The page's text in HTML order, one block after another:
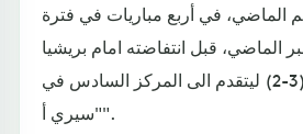
الماضي، في أربع مباريات في فترة
الماضي، قبل انتفاضته امام بريشيا
(3-صفر) وفيرونا (3-2) ليتقدم الى المركز السادس في
"سيري أ".